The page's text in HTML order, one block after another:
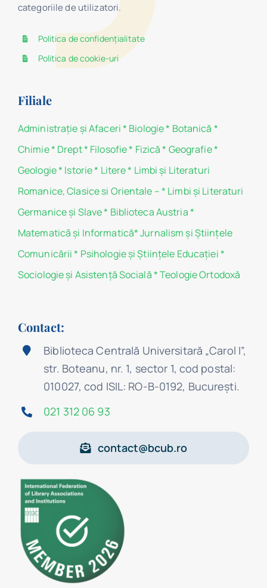
categoriile de utilizatori.
Politica de confidențialitate
Politica de cookie-uri
Filiale
Administraţie şi Afaceri* Biologie* Botanică *
Chimie* Drept* Filosofie* Fizică * Geografie*
Geologie* Istorie* Litere* Limbi și Literaturi
Romanice, Clasice si Orientale –* Limbi și Literaturi
Germanice şi Slave* Biblioteca Austria*
Matematicã și Informatică*Jurnalism şi Ştiinţele
Comunicării * Psihologie şi Ştiinţele Educaţiei*
Sociologie şi Asistenţă Socială*Teologie Ortodoxă
Contact:
Biblioteca Centrală Universitară „Carol I”,
str. Boteanu, nr. 1, sector 1, cod postal:
010027, cod ISIL: RO-B-0192, Bucureşti.
021 312 06 93
contact@bcub.ro